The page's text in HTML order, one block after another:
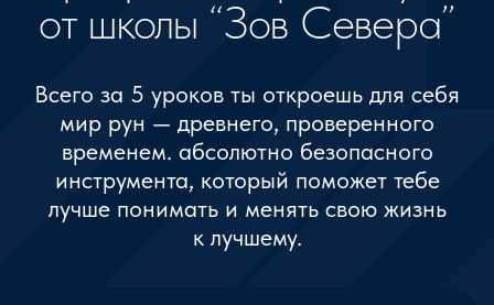
Школа «Зов Севера» — это место, где
ты можешь погрузиться в мир Магии
Рун и развить свои способности, следуя
знаниям и практикам, накопленным
многолетним опытом. Мы предлагаем
уникальные курсы, разработанные
с учетом глубоких познаний
и наставлений Мастера. В нашем
обучении сочетаются теоретические
О Школе